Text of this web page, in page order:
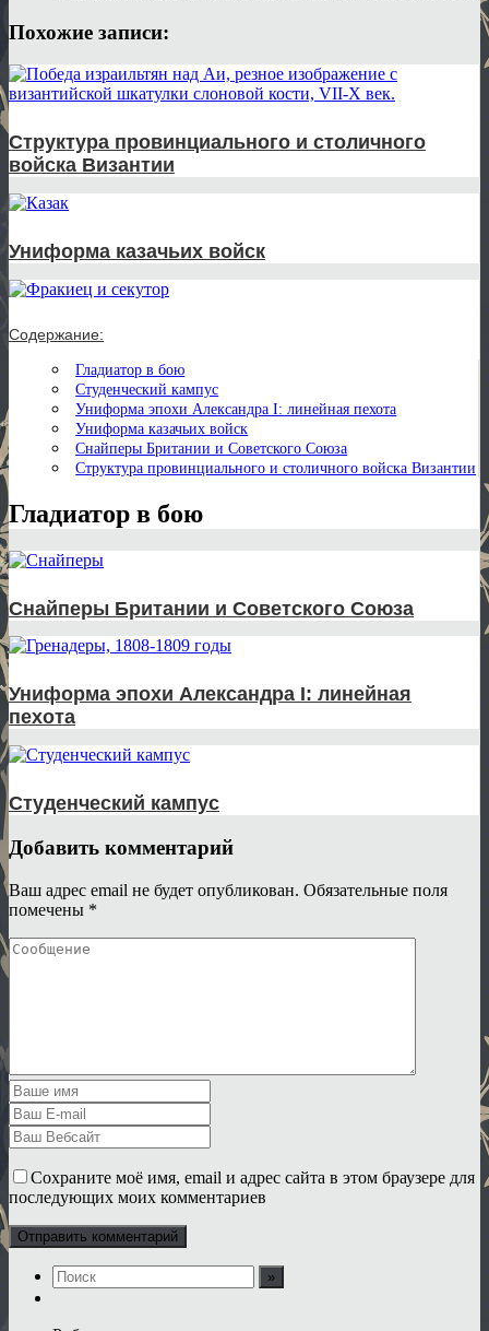
Похожие записи:
Структура провинциального и столичного
войска Византии
Униформа казачьих войск
Содержание:
Гладиатор в бою
Студенческий кампус
Униформа эпохи Александра I: линейная пехота
Униформа казачьих войск
Снайперы Британии и Советского Союза
Структура провинциального и столичного войска Византии
Гладиатор в бою
Снайперы Британии и Советского Союза
Униформа эпохи Александра I: линейная
пехота
Студенческий кампус
Добавить комментарий
Ваш адрес email не будет опубликован. Обязательные поля
помечены *
Сохраните моё имя, email и адрес сайта в этом браузере для
последующих моих комментариев